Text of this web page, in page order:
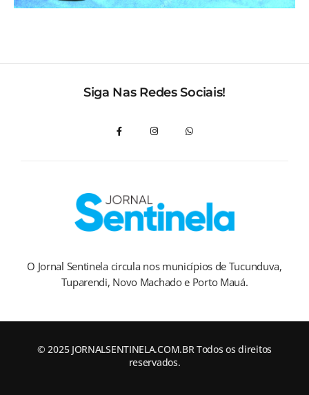
Siga Nas Redes Sociais!
O Jornal Sentinela circula nos municípios de Tucunduva,
Tuparendi, Novo Machado e Porto Mauá.
© 2025 JORNALSENTINELA.COM.BR Todos os direitos
reservados.